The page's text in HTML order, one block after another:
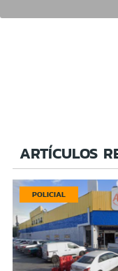
ARTÍCULOS
POLICIAL